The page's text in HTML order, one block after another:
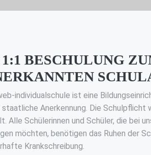
BESCHULUNG
individualschule ist eine
staatliche Anerkennung. Die Schulpflicht
Alle Schülerinnen und Schüler, die bei
möchten, benötigen das Ruhen der
Krankschreibung.